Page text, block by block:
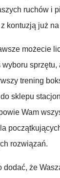
ruchów i
kontuzją już na
możecie
wyboru
trening
sklepu
Wam
rozwiązań.
dodać, że